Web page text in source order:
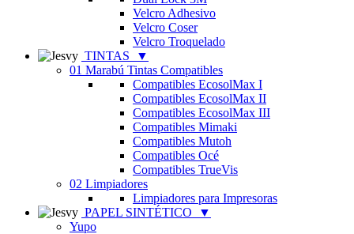
Velcro Adhesivo
Velcro Coser
Velcro Troquelado
TINTAS
▼
01 Marabú Tintas Compatibles
Compatibles EcosolMax I
Compatibles EcosolMax II
Compatibles EcosolMax III
Compatibles Mimaki
Compatibles Mutoh
Compatibles Océ
Compatibles TrueVis
02 Limpiadores
Limpiadores para Impresoras
PAPEL SINTÉTICO
▼
Yupo